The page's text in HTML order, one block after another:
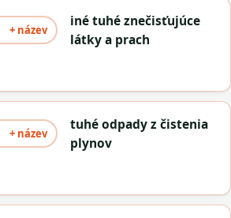
+ název
iné tuhé znečisťujúce
látky a prach
+ název
tuhé odpady z čistenia
plynov